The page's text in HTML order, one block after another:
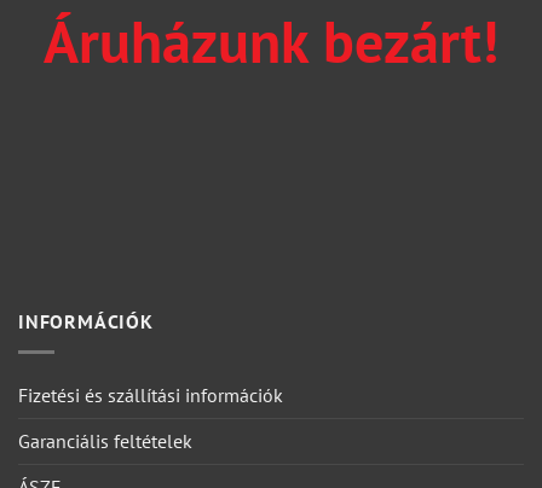
Áruházunk bezárt!
INFORMÁCIÓK
Fizetési és szállítási információk
Garanciális feltételek